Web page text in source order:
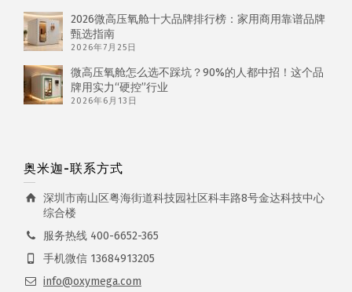
2026微高压氧舱十大品牌排行榜：家用商用靠谱品牌
甄选指南
2026年7月25日
微高压氧舱怎么选不踩坑？90%的人都中招！这个品
牌用实力“硬控”行业
2026年6月13日
奥米迦-联系方式
深圳市南山区粤海街道科技园社区科丰路8号金达科技中心
综合楼
服务热线 400-6652-365
手机微信 13684913205
info@oxymega.com